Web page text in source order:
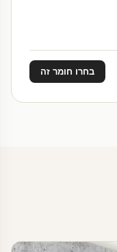
בחרו חומר זה